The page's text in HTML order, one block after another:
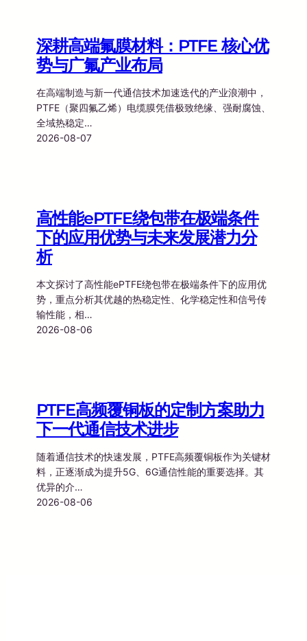
深耕高端氟膜材料：PTFE 核心优
势与广氟产业布局
在高端制造与新一代通信技术加速迭代的产业浪潮中，
PTFE（聚四氟乙烯）电缆膜凭借极致绝缘、强耐腐蚀、
全域热稳定…
2026-08-07
高性能ePTFE绕包带在极端条件
下的应用优势与未来发展潜力分
析
本文探讨了高性能ePTFE绕包带在极端条件下的应用优
势，重点分析其优越的热稳定性、化学稳定性和信号传
输性能，相…
2026-08-06
PTFE高频覆铜板的定制方案助力
下一代通信技术进步
随着通信技术的快速发展，PTFE高频覆铜板作为关键材
料，正逐渐成为提升5G、6G通信性能的重要选择。其
优异的介…
2026-08-06